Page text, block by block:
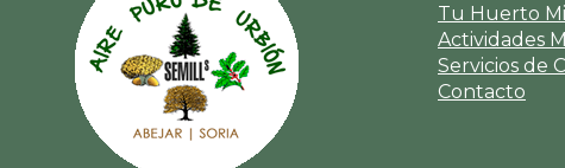
Tu Huerto
Actividades
Servicios de
Contacto